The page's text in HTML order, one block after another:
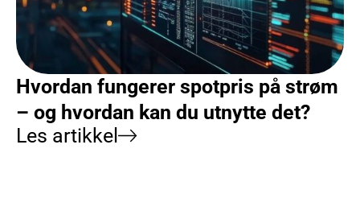
Hvordan fungerer spotpris på strøm
– og hvordan kan du utnytte det?
Les artikkel